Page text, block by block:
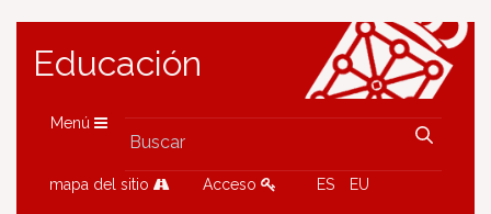
Educación
Menú
mapa del sitio Acceso ES EU